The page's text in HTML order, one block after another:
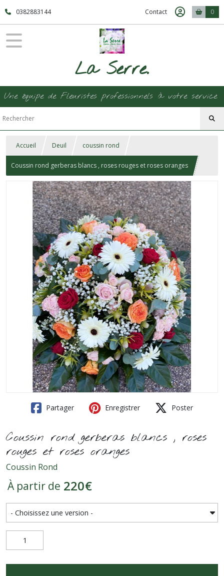
0382883144 Contact 0
La Serre.
Une équipe de Fleuristes professionnels à votre service
Accueil Deuil coussin rond
Coussin rond gerberas blancs , roses rouges et roses oranges
Partager Enregistrer Poster
Coussin rond gerberas blancs , roses
rouges et roses oranges
Coussin Rond
À partir de 220€